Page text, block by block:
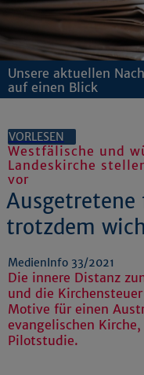
Unsere aktuellen
auf einen Blick
VORLESEN
Westfälische und
Landeskirche
vor
Ausgetretene
trotzdem
MedienInfo 33/2021
Die innere Distanz
und die
Motive für einen
evangelischen
Pilotstudie.